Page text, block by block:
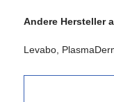
Andere Hersteller
Levabo,